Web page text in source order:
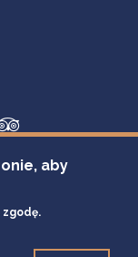
aby
zgodę.